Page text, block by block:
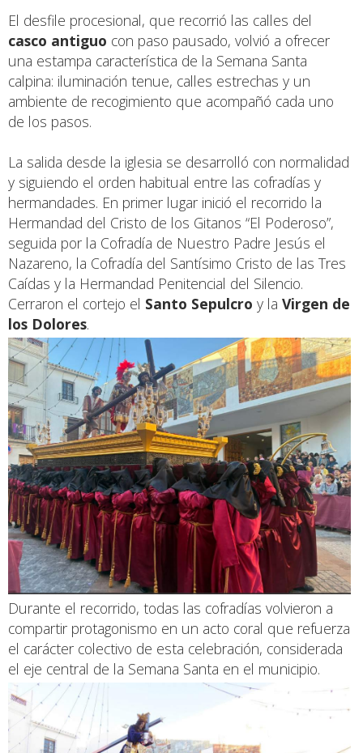
El desfile procesional, que recorrió las calles del
casco antiguo con paso pausado, volvió a ofrecer
una estampa característica de la Semana Santa
calpina: iluminación tenue, calles estrechas y un
ambiente de recogimiento que acompañó cada uno
de los pasos.
La salida desde la iglesia se desarrolló con normalidad
y siguiendo el orden habitual entre las cofradías y
hermandades. En primer lugar inició el recorrido la
Hermandad del Cristo de los Gitanos “El Poderoso”,
seguida por la Cofradía de Nuestro Padre Jesús el
Nazareno, la Cofradía del Santísimo Cristo de las Tres
Caídas y la Hermandad Penitencial del Silencio.
Cerraron el cortejo el Santo Sepulcro y la Virgen de
los Dolores.
Durante el recorrido, todas las cofradías volvieron a
compartir protagonismo en un acto coral que refuerza
el carácter colectivo de esta celebración, considerada
el eje central de la Semana Santa en el municipio.